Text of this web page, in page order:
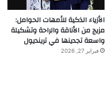
الأزياء الذكية للأمهات الحوامل:
مزيج من الأناقة والراحة وتشكيلة
واسعة تجدينها في ترينديول
فبراير 27, 2026